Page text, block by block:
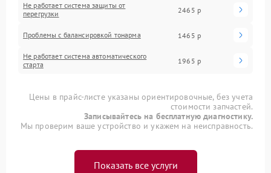
Не работает система защиты от
перегрузки
2465 р
Проблемы с балансировкой тонарма 1465 р
Не работает система автоматического
старта
1965 р
Цены в прайс-листе указаны ориентировочные, без учета
стоимости запчастей.
Записывайтесь на бесплатную диагностику.
Мы проверим ваше устройство и укажем на неисправность.
Показать все услуги